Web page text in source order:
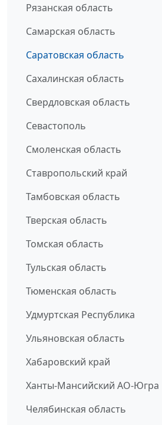
Рязанская область
Самарская область
Саратовская область
Сахалинская область
Свердловская область
Севастополь
Смоленская область
Ставропольский край
Тамбовская область
Тверская область
Томская область
Тульская область
Тюменская область
Удмуртская Республика
Ульяновская область
Хабаровский край
Ханты-Мансийский АО-Югра
Челябинская область